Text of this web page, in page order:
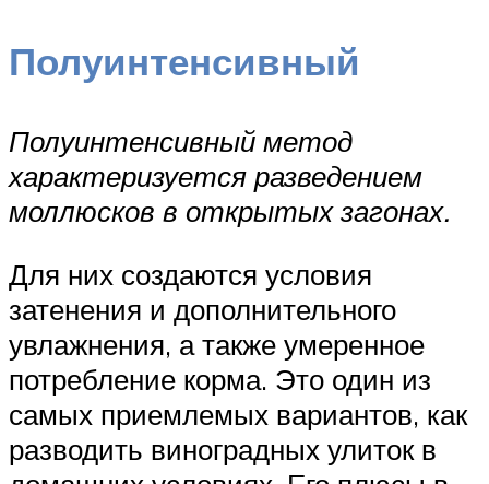
Полуинтенсивный
Полуинтенсивный метод
характеризуется разведением
моллюсков в открытых загонах.
Для них создаются условия
затенения и дополнительного
увлажнения, а также умеренное
потребление корма. Это один из
самых приемлемых вариантов, как
разводить виноградных улиток в